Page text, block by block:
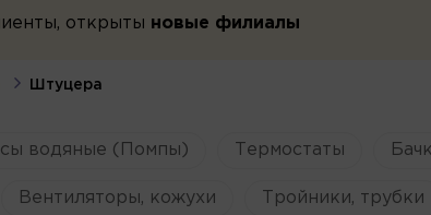
открыты новые филиалы
Штуцера
водяные (Помпы) Термостаты
Вентиляторы, кожухи Тройники, трубки